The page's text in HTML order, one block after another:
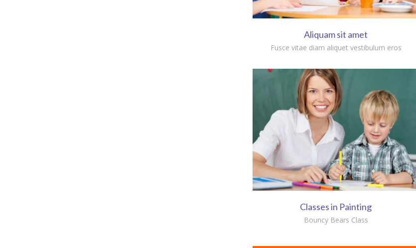
Aliquam sit amet
Fusce vitae diam aliquet vestibulum eros
Classes in Painting
Bouncy Bears Class